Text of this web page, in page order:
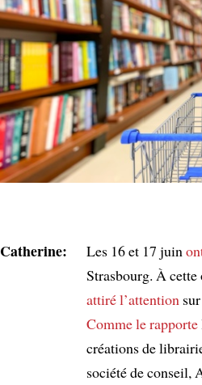
Catherine: Les 16 et 17 juin
Strasbourg. À cette
attiré l’attention
Comme le rapporte
créations de
société de conseil,